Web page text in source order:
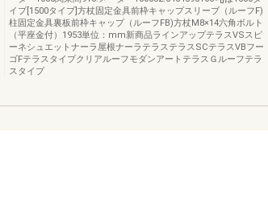
イプ[1500タイプ]方杖固定金具前枠キャップスリーブ（ルーフF)
柱固定金具裏板前枠キャップ（ルーフFB)方杖M8×14六角ボルト
（平座金付）1953単位：mm新商品ラインアップテラスVSスピ
ーネシュエットナーラ屋根ナーラテラステラスSCテラスVBフー
ゴFテラスタイプクリアルーフモダンアートテラスＧルーフテラ
スタイプ